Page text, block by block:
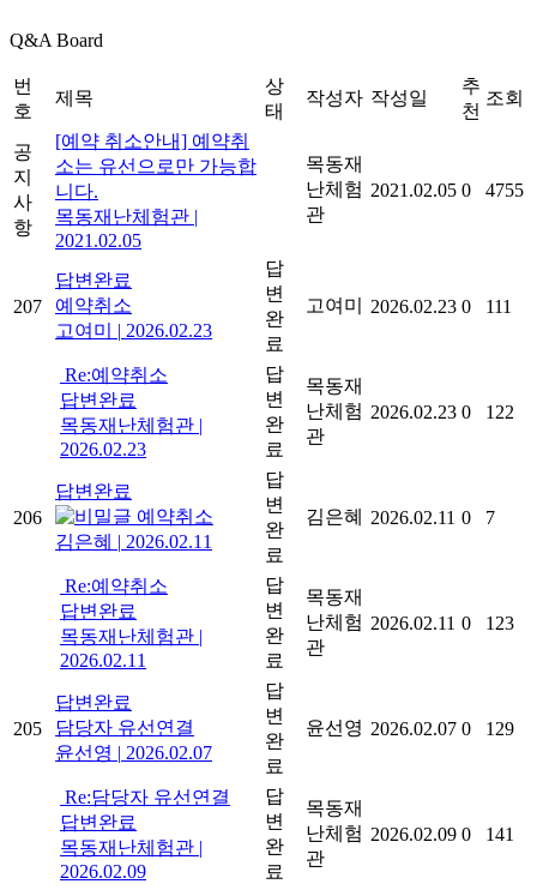
Q&A Board
번
호
제목
상
태
작성자 작성일
추
천
조회
공
지
사
항
[예약 취소안내] 예약취
소는 유선으로만 가능합
니다.
목동재난체험관 |
2021.02.05
목동재
난체험
관
2021.02.05 0 4755
207
답변완료
예약취소
고여미
| 2026.02.23
답
변
완
료
고여미 2026.02.23 0 111
Re:예약취소
답변완료
목동재난체험관 |
2026.02.23
답
변
완
료
목동재
난체험
관
2026.02.23 0 122
206
답변완료
예약취소
김은혜 | 2026.02.11
답
변
완
료
김은혜 2026.02.11 0 7
Re:예약취소
답변완료
목동재난체험관 |
2026.02.11
답
변
완
료
목동재
난체험
관
2026.02.11 0 123
205
답변완료
담당자 유선연결
윤선영 | 2026.02.07
답
변
완
료
윤선영 2026.02.07 0 129
Re:담당자 유선연결
답변완료
목동재난체험관 |
2026.02.09
답
변
완
료
목동재
난체험
관
2026.02.09 0 141